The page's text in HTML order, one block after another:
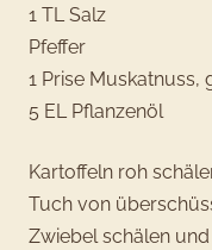
1 TL Salz
Pfeffer
1 Prise Muskatnuss,
5 EL Pflanzenöl
Kartoffeln roh
Tuch von
Zwiebel schälen